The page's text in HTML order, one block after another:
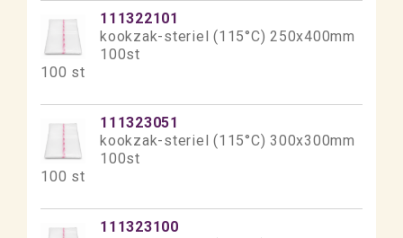
111322101
kookzak-steriel (115°C) 250x400mm
100st
100 st
111323051
kookzak-steriel (115°C) 300x300mm
100st
100 st
111323100